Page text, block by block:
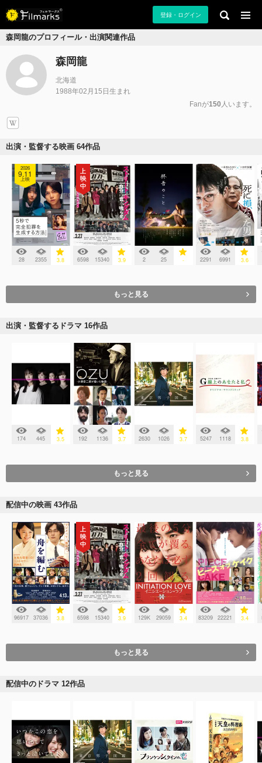
登録・ログイン
森岡龍のプロフィール・出演関連作品
森岡龍
北海道
1988年02月15日生まれ
Fanが150 人います。
出演・監督する映画 64作品
2026
9.11
上映
28 2355 3.8 6598 15340 3.9 2 25 - 2291 6991 3.6
もっと見る
出演・監督するドラマ 16作品
174 445 3.5 192 1136 3.7 2630 1026 3.7 5247 1118 3.8
もっと見る
配信中の映画 43作品
96917 37036 3.8 6598 15340 3.9 129K 29059 3.4 83209 22221 3.4
もっと見る
配信中のドラマ 12作品